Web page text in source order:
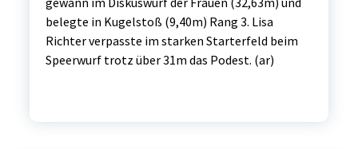
belegte in Kugelstoß (9,40m) Rang 3. Lisa
Richter verpasste im starken Starterfeld beim
Speerwurf trotz über 31m das Podest. (ar)